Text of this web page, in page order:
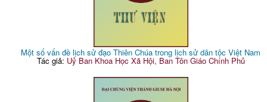
Một số vấn đề lịch sử đạo Thiên Chúa trong lịch sử dân tộc Việt Nam
Tác giả: Uỷ Ban Khoa Học Xã Hội, Ban Tôn Giáo Chính Phủ